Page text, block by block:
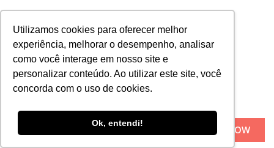
Utilizamos cookies para oferecer melhor
experiência, melhorar o desempenho, analisar
como você interage em nosso site e
personalizar conteúdo. Ao utilizar este site, você
concorda com o uso de cookies.
Ok, entendi!
BOOK NOW